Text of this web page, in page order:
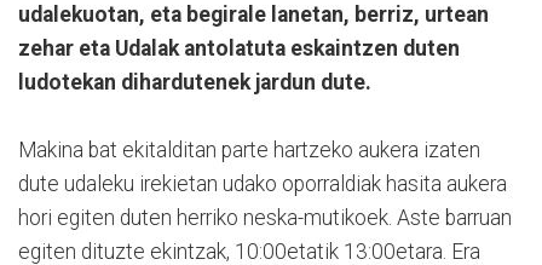
udalekuotan, eta begirale lanetan, berriz, urtean
zehar eta Udalak antolatuta eskaintzen duten
ludotekan dihardutenek jardun dute.
Makina bat ekitalditan parte hartzeko aukera izaten
dute udaleku irekietan udako oporraldiak hasita aukera
hori egiten duten herriko neska-mutikoek. Aste barruan
egiten dituzte ekintzak, 10:00etatik 13:00etara. Era